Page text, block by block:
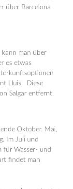
über Barcelona
kann man über
es etwas
Lluis. Diese
Salgar entfernt.
Oktober. Mai,
Im Juli und
für Wasser- und
findet man